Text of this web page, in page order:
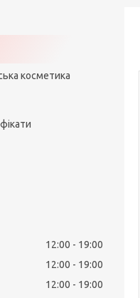
косметика
12:00
19:00
12:00
19:00
12:00
19:00